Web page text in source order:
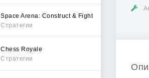
Space Arena: Construct & Fight
Стратегии
Chess Royale
Стратегии